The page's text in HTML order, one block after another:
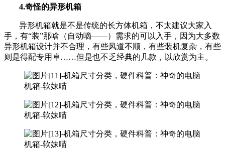
4.奇怪的异形机箱
异形机箱就是不是传统的长方体机箱，不太建议大家入
手，有“装”那啥（自动嘀——）需求的可以入手，因为大多数
异形机箱设计并不合理，有些风道不顺，有些装机复杂，有些
则是得配专用卓……但是也不乏经典的几款，以欣赏为主。